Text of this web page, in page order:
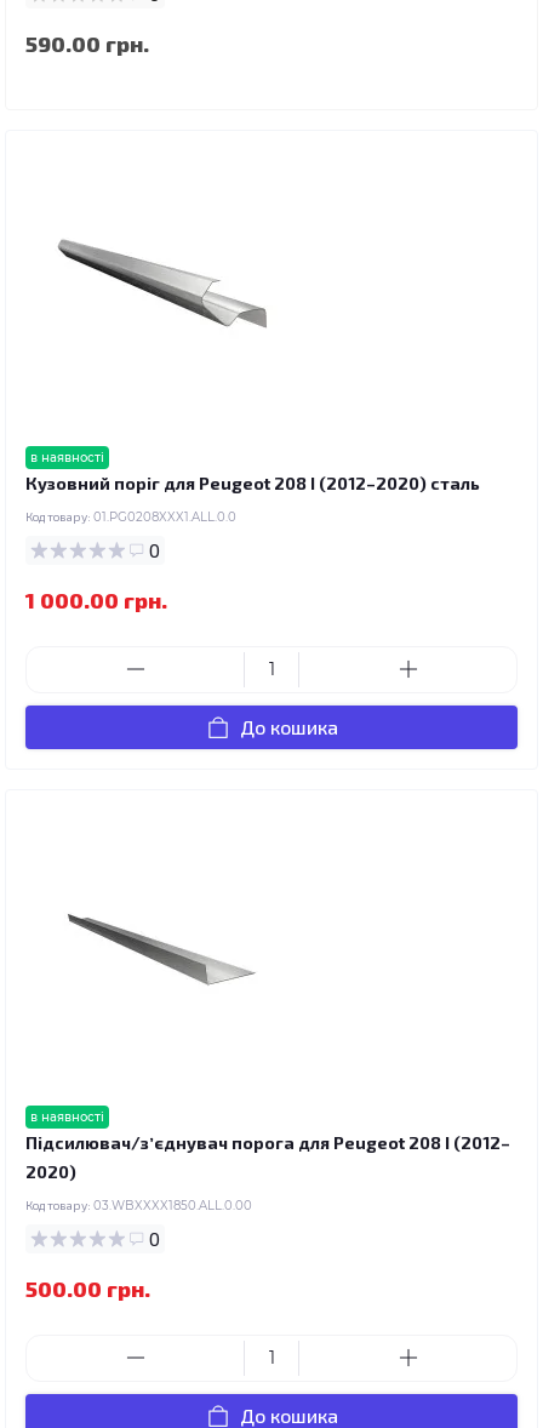
590.00 грн.
в наявності
Кузовний поріг для Peugeot 208 I (2012–2020) сталь
Код товару: 01.PG0208XXX1.ALL.0.0
0
1 000.00 грн.
До кошика
в наявності
Підсилювач/зʼєднувач порога для Peugeot 208 I (2012–
2020)
Код товару: 03.WBXXXX1850.ALL.0.00
0
500.00 грн.
До кошика